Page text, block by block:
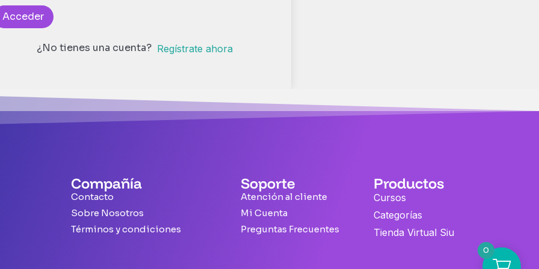
Acceder
¿No tienes una cuenta? Regístrate ahora
Compañía
Contacto
Sobre Nosotros
Términos y condiciones
Soporte
Atención al cliente
Mi Cuenta
Preguntas Frecuentes
Productos
Cursos
Categorías
Tienda Virtual Siu
0